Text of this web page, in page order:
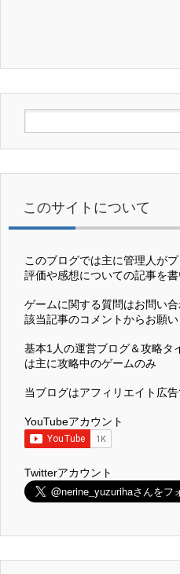
このサイトについて
このブログでは主に管理人が
評価や感想についての記事を書
ゲームに関する質問はお問い
該当記事のコメントからお願い
基本1人の運営ブログ＆攻略タ
は主に攻略中のゲームのみ
当ブログはアフィリエイト広告
YouTubeアカウント
Twitterアカウント